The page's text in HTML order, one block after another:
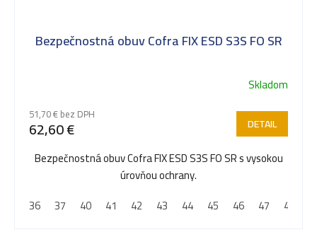
Bezpečnostná obuv Cofra FIX ESD S3S FO SR
Skladom
51,70 € bez DPH
62,60 € DETAIL
Bezpečnostná obuv Cofra FIX ESD S3S FO SR s vysokou
úrovňou ochrany.
36
37 40 41 42 43 44 45 46 47 48